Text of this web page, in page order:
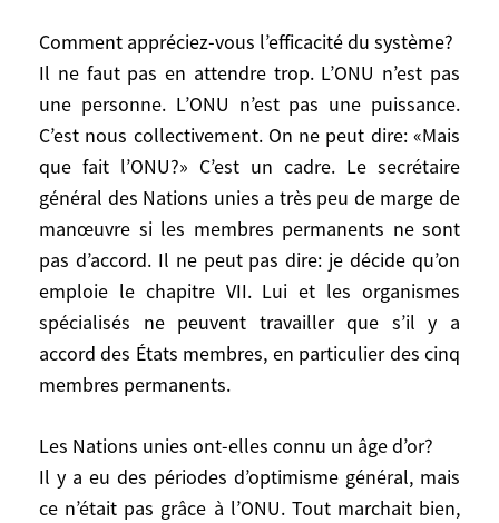
Comment appréciez-vous l’efficacité du système?
Il ne faut pas en attendre trop. L’ONU n’est pas
une personne. L’ONU n’est pas une puissance.
C’est nous collectivement. On ne peut dire: «Mais
que fait l’ONU?» C’est un cadre. Le secrétaire
général des Nations unies a très peu de marge de
manœuvre si les membres permanents ne sont
pas d’accord. Il ne peut pas dire: je décide qu’on
emploie le chapitre VII. Lui et les organismes
spécialisés ne peuvent travailler que s’il y a
accord des États membres, en particulier des cinq
membres permanents.
Les Nations unies ont-elles connu un âge d’or?
Il y a eu des périodes d’optimisme général, mais
ce n’était pas grâce à l’ONU. Tout marchait bien,
est une prodigieuse perte de temps, mais
que, si on ne l’avait pas, il serait encore
plus difficile de coopérer. Cela ressemble à
une monstrueuse réunion de
copropriétaires de 193personnes qui se
demandent si on va repeindre l’escalier.
C’est ainsi! Il n’existe pas de solution
magique de remplacement.
Comment appréciez-vous l’efficacité du
système?
Il ne faut pas en attendre trop. L’ONU n’est
pas une personne. L’ONU n’est pas une
ne peut dire: «Mais que fait l’ONU?» C’est
un cadre. Le secrétaire général des Nations
unies a très peu de marge de manœuvre si